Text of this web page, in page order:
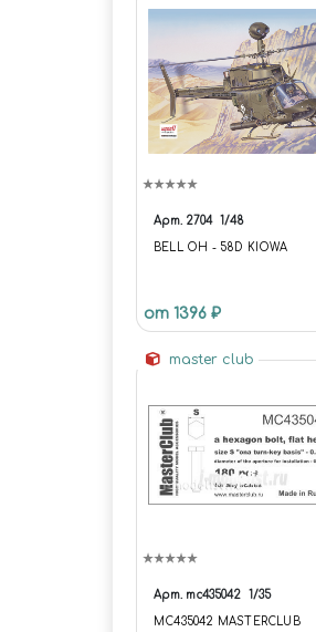
Арт. 2704 1/48
BELL OH - 58D KIOWA
от 1396 ₽
master club
Арт. mc435042 1/35
MC435042 MASTERCLUB